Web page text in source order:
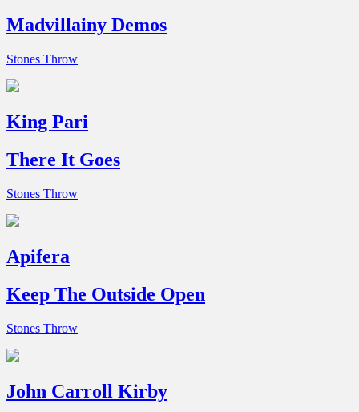
Madvillainy Demos
Stones Throw
King Pari
There It Goes
Stones Throw
Apifera
Keep The Outside Open
Stones Throw
John Carroll Kirby